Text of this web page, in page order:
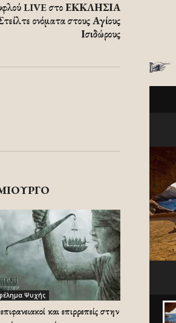
LIVE στο ΕΚΚΛΗΣΙΑ
ονόματα στους Αγίους
Ισιδώρους
Ψυχής
και επιρρεπείς στην